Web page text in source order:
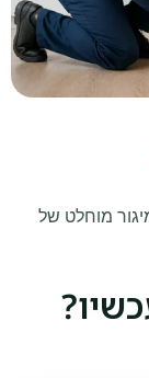
מוחלט של